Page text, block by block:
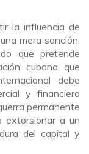
la influencia de
mera sanción,
que pretende
cubana que
debe
y financiero
permanente
extorsionar a un
del capital y